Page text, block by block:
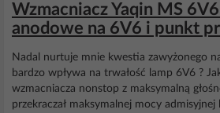
Wzmacniacz Yaqin MS
anodowe na 6V6 i punkt
Nadal nurtuje mnie kwestia zawyżonego
bardzo wpływa na trwałość lamp 6V6 ?
wzmacniacza nonstop z maksymalną
przekraczał maksymalnej mocy